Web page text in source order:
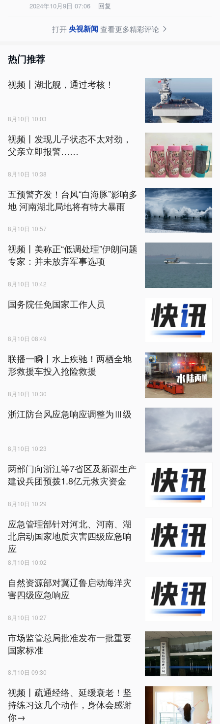
2024年10月9日 07:06 回复
打开央视新闻查看更多精彩评论
热门推荐
视频丨湖北舰，通过考核！
8月10日 10:03
视频丨发现儿子状态不太对劲，
父亲立即报警……
8月10日 10:38
五预警齐发！台风“白海豚”影响多
地 河南湖北局地将有特大暴雨
8月10日 10:57
视频丨美称正“低调处理”伊朗问题
专家：并未放弃军事选项
8月10日 10:42
国务院任免国家工作人员
8月10日 08:49
联播一瞬丨水上疾驰！两栖全地
形救援车投入抢险救援
8月10日 10:30
浙江防台风应急响应调整为Ⅲ级
8月10日 10:23
两部门向浙江等7省区及新疆生产
建设兵团预拨1.8亿元救灾资金
8月10日 10:29
应急管理部针对河北、河南、湖
北启动国家地质灾害四级应急响
应
8月10日 10:02
自然资源部对冀辽鲁启动海洋灾
害四级应急响应
8月10日 10:27
市场监管总局批准发布一批重要
国家标准
8月10日 09:30
视频丨疏通经络、延缓衰老！坚
持练习这几个动作，身体会感谢
你→